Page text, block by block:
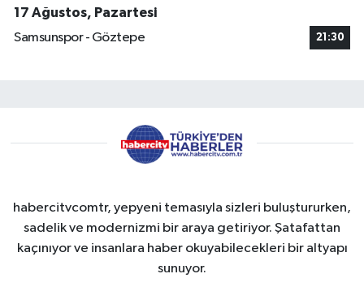
17 Ağustos, Pazartesi
Samsunspor - Göztepe
21:30
habercitvcomtr, yepyeni temasıyla sizleri buluştururken,
sadelik ve modernizmi bir araya getiriyor. Şatafattan
kaçınıyor ve insanlara haber okuyabilecekleri bir altyapı
sunuyor.